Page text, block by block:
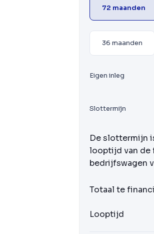
72 maanden
36 maanden
Eigen inleg
Slottermijn
De slottermijn
looptijd van de
bedrijfswagen
Totaal te
Looptijd